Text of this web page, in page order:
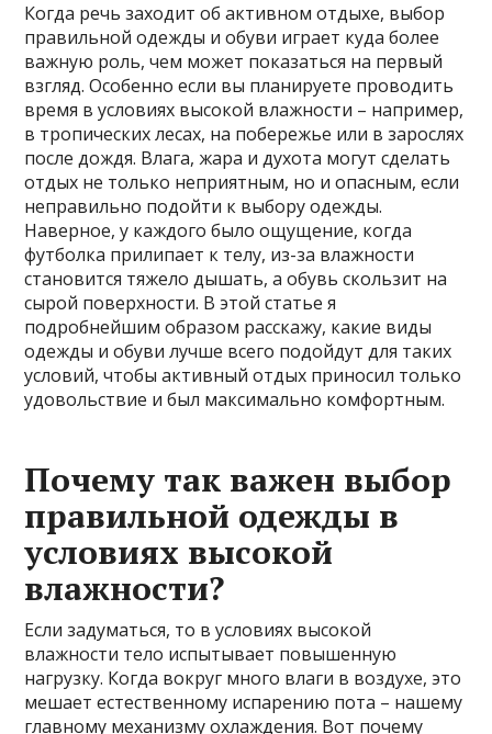
Когда речь заходит об активном отдыхе, выбор
правильной одежды и обуви играет куда более
важную роль, чем может показаться на первый
взгляд. Особенно если вы планируете проводить
время в условиях высокой влажности – например,
в тропических лесах, на побережье или в зарослях
после дождя. Влага, жара и духота могут сделать
отдых не только неприятным, но и опасным, если
неправильно подойти к выбору одежды.
Наверное, у каждого было ощущение, когда
футболка прилипает к телу, из-за влажности
становится тяжело дышать, а обувь скользит на
сырой поверхности. В этой статье я
подробнейшим образом расскажу, какие виды
одежды и обуви лучше всего подойдут для таких
условий, чтобы активный отдых приносил только
удовольствие и был максимально комфортным.
Почему так важен выбор
правильной одежды в
условиях высокой
влажности?
Если задуматься, то в условиях высокой
влажности тело испытывает повышенную
нагрузку. Когда вокруг много влаги в воздухе, это
мешает естественному испарению пота – нашему
главному механизму охлаждения. Вот почему